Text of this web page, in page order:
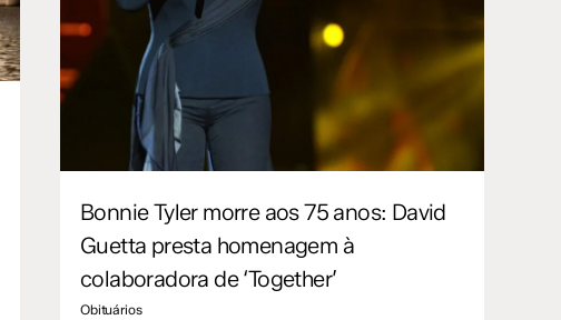
Bonnie Tyler morre aos 75 anos: David
Guetta presta homenagem à
colaboradora de ‘Together’
Obituários